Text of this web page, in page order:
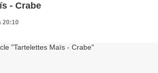
- Crabe
20:10